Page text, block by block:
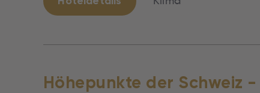
Höhepunkte der Schweiz